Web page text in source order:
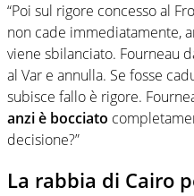
“Poi sul rigore concesso al
non cade immediatamente,
viene sbilanciato. Fourneau
al Var e annulla. Se fosse
subisce fallo è rigore.
anzi è bocciato
decisione?”
La rabbia di Cairo